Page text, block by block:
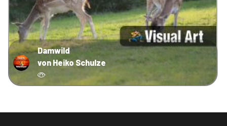
Damwild
von Heiko Schulze